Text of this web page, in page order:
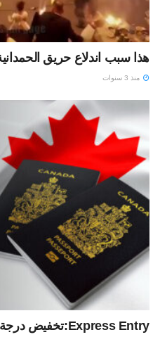
هذا سبب اندلاع حريق
منذ 3 سنوات